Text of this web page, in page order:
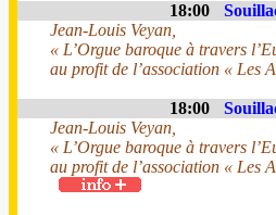
18:00
Jean-Louis Veyan,
« L’Orgue baroque à travers
au profit de l’association « Les
18:00
Jean-Louis Veyan,
« L’Orgue baroque à travers
au profit de l’association « Les